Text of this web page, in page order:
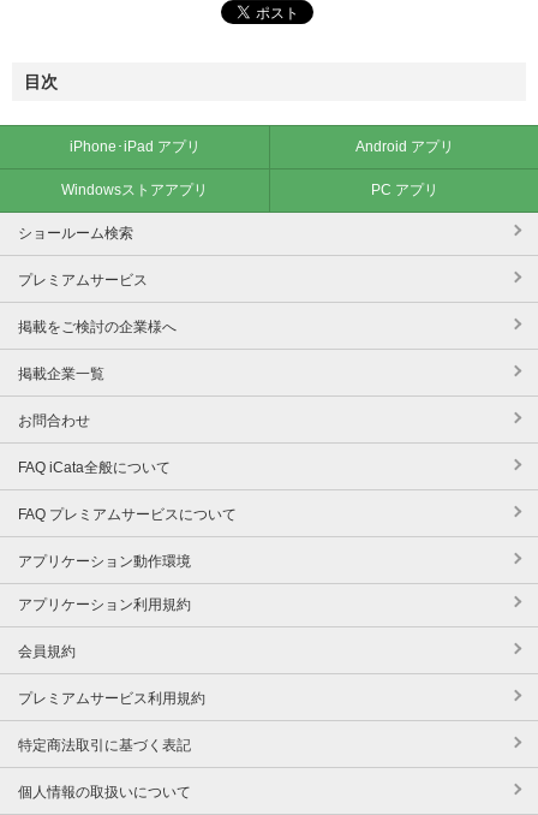
目次
iPhone･iPad アプリ Android アプリ
Windowsストアアプリ PC アプリ
ショールーム検索
プレミアムサービス
掲載をご検討の企業様へ
掲載企業一覧
お問合わせ
FAQ iCata全般について
FAQ プレミアムサービスについて
アプリケーション動作環境
アプリケーション利用規約
会員規約
プレミアムサービス利用規約
特定商法取引に基づく表記
個人情報の取扱いについて